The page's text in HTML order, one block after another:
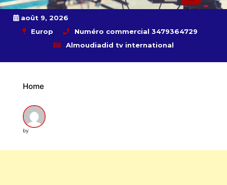
août 9, 2026
Europ
Numéro commercial 3479364729
Almoudiadid tv international
Home
by